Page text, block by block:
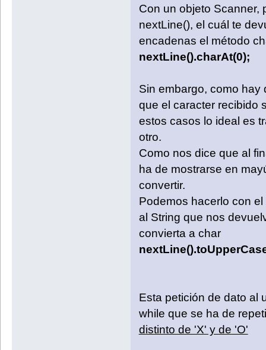
Con un objeto Scanner,
nextLine(), el cuál te
encadenas el método
nextLine().charAt(0);
Sin embargo, como hay
que el caracter recibido
estos casos lo ideal es
otro.
Como nos dice que al
ha de mostrarse en
convertir.
Podemos hacerlo con
al String que nos
convierta a char
Esta petición de dato al
while que se ha de
distinto de 'X' y de 'O'